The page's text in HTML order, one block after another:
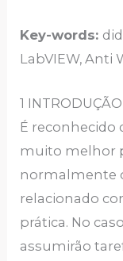
Key-words:
LabVIEW, Anti
1 INTRODUÇÃO
É reconhecido
muito melhor
normalmente
relacionado
prática. No
assumirão